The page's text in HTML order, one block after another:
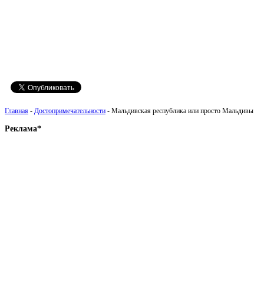
Главная - Достопримечательности - Мальдивская республика или просто Мальдивы
Реклама*